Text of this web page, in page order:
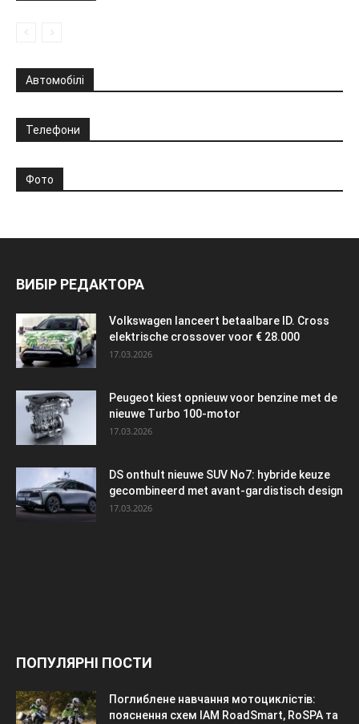
Автомобілі
Телефони
Фото
ВИБІР РЕДАКТОРА
Volkswagen lanceert betaalbare ID. Cross
elektrische crossover voor € 28.000
17.03.2026
Peugeot kiest opnieuw voor benzine met de
nieuwe Turbo 100-motor
17.03.2026
DS onthult nieuwe SUV No7: hybride keuze
gecombineerd met avant-gardistisch design
17.03.2026
ПОПУЛЯРНІ ПОСТИ
Поглиблене навчання мотоциклістів:
пояснення схем IAM RoadSmart, RoSPA та